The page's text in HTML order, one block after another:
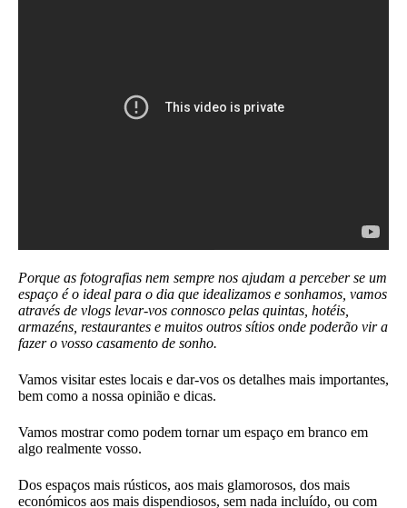
Porque as fotografias nem sempre nos ajudam a perceber se um
espaço é o ideal para o dia que idealizamos e sonhamos, vamos
através de vlogs levar-vos connosco pelas quintas, hotéis,
armazéns, restaurantes e muitos outros sítios onde poderão vir a
fazer o vosso casamento de sonho.
Vamos visitar estes locais e dar-vos os detalhes mais importantes,
bem como a nossa opinião e dicas.
Vamos mostrar como podem tornar um espaço em branco em
algo realmente vosso.
Dos espaços mais rústicos, aos mais glamorosos, dos mais
económicos aos mais dispendiosos, sem nada incluído, ou com